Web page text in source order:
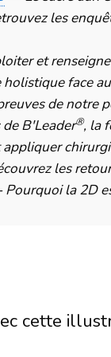
les
et
face
de notre
de B'Leader®, la
appliquer
les
Pourquoi la 2D
cette